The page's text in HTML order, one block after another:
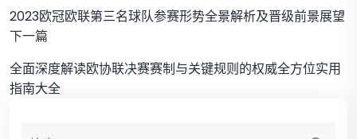
2023欧冠欧联第三名球队参赛形势全景解析及晋级前景展望
下一篇
全面深度解读欧协联决赛赛制与关键规则的权威全方位实用
指南大全